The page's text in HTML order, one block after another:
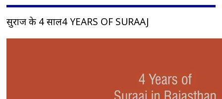
सुराज के 4 साल4 YEARS OF SURAAJ